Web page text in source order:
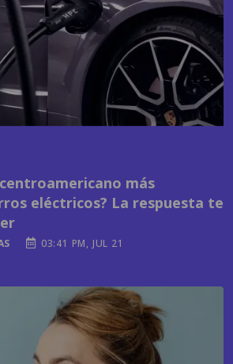
eléctricos? La respuesta te
03:41 PM, JUL 21